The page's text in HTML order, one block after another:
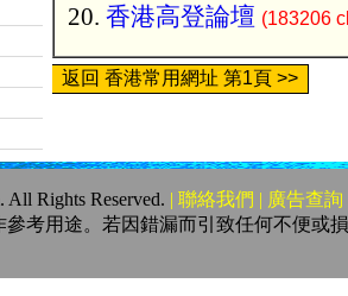
香港高登論壇 (183206
返回 香港常用網址 第1頁 >>
All Rights Reserved. | 聯絡我們 | 廣告查詢
考用途。若因錯漏而引致任何不便或